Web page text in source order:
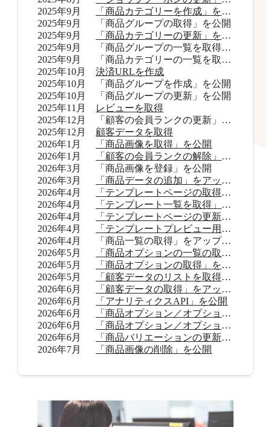
2025年9月
「商品カテゴリーを作成」を公開
2025年9月
「商品グループの取得」を公開
2025年9月
「商品カテゴリーの更新」を公開
2025年9月
「商品グループの一覧を取得」をアップデート
2025年9月
「商品カテゴリーの一覧を取得」をアップデート
2025年10月
決済URLを作成
2025年10月
「商品グループを作成」を公開
2025年10月
「商品グループの更新」を公開
2025年11月
レビューを取得
2025年12月
「顧客の会員ランクの更新」を公開
2025年12月
顧客データを取得
2026年1月
「商品画像を取得」を公開
2026年1月
「顧客の会員ランクの解除」を公開
2026年3月
「商品画像を登録」を公開
2026年3月
「商品データの追加」をアップデート
2026年4月
「テンプレートページの取得」を公開
2026年4月
「テンプレート一覧を取得」を公開
2026年4月
「テンプレートページの更新」を公開
2026年4月
「テンプレートプレビュー用URLを取得」を公開
2026年4月
「商品一覧の取得」をアップデート
2026年5月
「商品オプションの一覧の取得」をアップデート
2026年5月
「商品オプションの取得」を公開
2026年5月
「顧客データのリストを取得」をアップデート
2026年6月
「顧客データの取得」をアップデート
2026年6月
「アナリティクスAPI」を公開
2026年6月
「商品オプション／オプション値の追加（β）」を公開
2026年6月
「商品オプション／オプション値の削除（β）」を公開
2026年6月
「商品バリエーションの更新」を公開
2026年7月
「商品画像の削除」を公開